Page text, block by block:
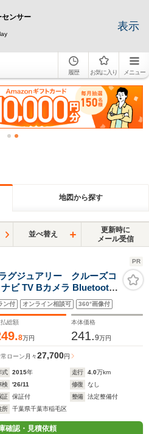
センサー
表示
履歴 お気に入り メニュー
地図から探す
並べ替え
更新時に
メール受信
PR
グジュアリー クルーズコ
ビ TV Bカメラ Bluetooth
ーター コンフォートアク
軽減ブレーキ レーンキー
ン付 オンライン相談可 360°画像付
総額
8万円
本体価格
241.9万円
ローン 月々27,700円
式 2015年 走行 4.0万km
検
'26/11 修復
なし
証
保証付 整備
法定整備付
所
千葉県千葉市稲毛区
確認・見積依頼